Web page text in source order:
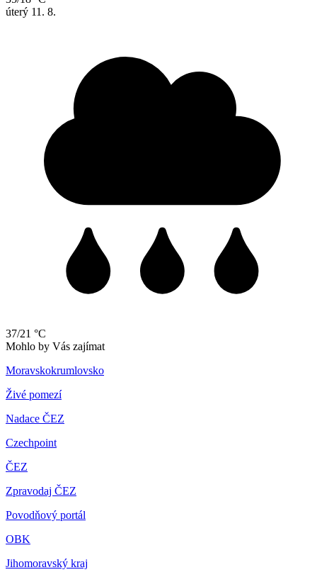
úterý 11. 8.
37/21 °C
Mohlo by Vás zajímat
Moravskokrumlovsko
Živé pomezí
Nadace ČEZ
Czechpoint
ČEZ
Zpravodaj ČEZ
Povodňový portál
OBK
Jihomoravský kraj